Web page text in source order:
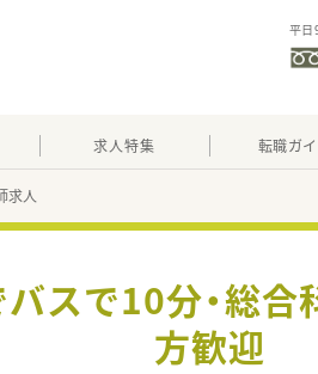
平日
求人特集 転職ガ
求人
バスで10分・総
方歓迎